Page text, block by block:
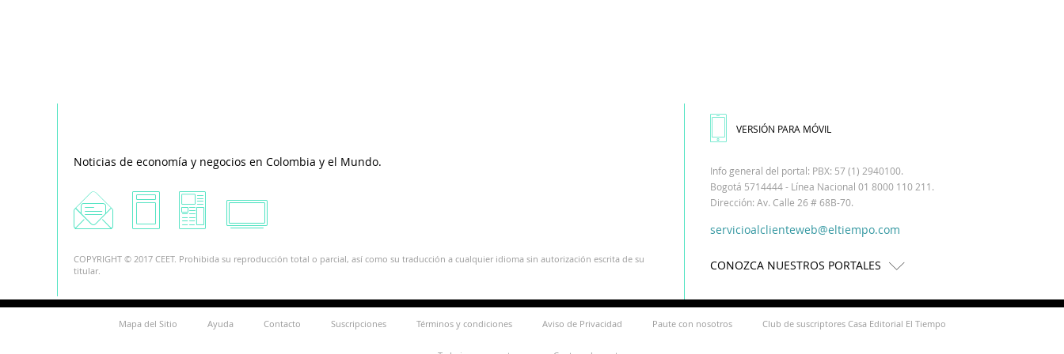
Noticias de economía y negocios en Colombia y el Mundo.
COPYRIGHT © 2017 CEET. Prohibida su reproducción total o parcial, así como su traducción a cualquier idioma sin autorización escrita de su
titular.
VERSIÓN PARA MÓVIL
Info general del portal: PBX: 57 (1) 2940100.
Bogotá 5714444 - Línea Nacional 01 8000 110 211.
Dirección: Av. Calle 26 # 68B-70.
servicioalclienteweb@eltiempo.com
CONOZCA NUESTROS PORTALES
Mapa del Sitio Ayuda Contacto Suscripciones Términos y condiciones Aviso de Privacidad Paute con nosotros Club de suscriptores Casa Editorial El Tiempo